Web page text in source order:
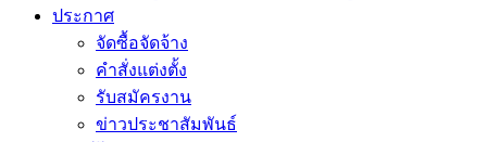
ประกาศ
จัดซื้อจัดจ้าง
คำสั่งแต่งตั้ง
รับสมัครงาน
ข่าวประชาสัมพันธ์